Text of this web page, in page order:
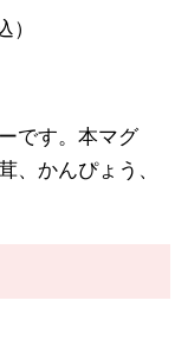
です。本マグ
、かんぴょう、